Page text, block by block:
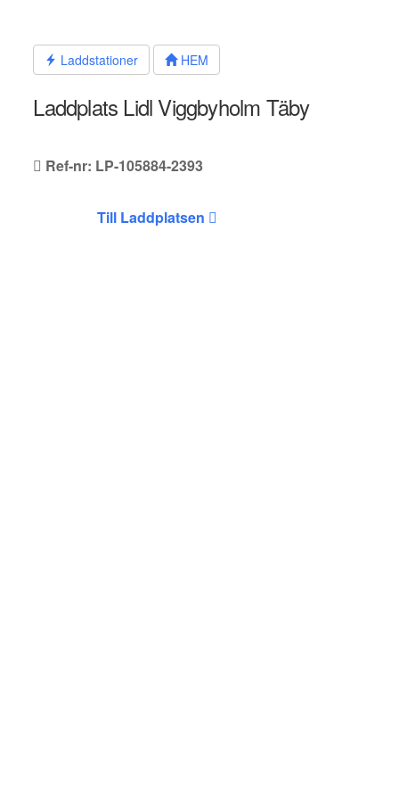
innehållet Laddstationer HEM
Laddplats Lidl Viggbyholm Täby
Ref-nr: LP-105884-2393
Till Laddplatsen